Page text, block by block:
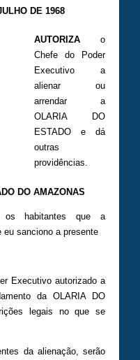
DE 1968
AUTORIZAo
Chefe do Poder
Executivo a
alienar ou
arrendar a
OLARIA DO
ESTADO e dá
outras
providências.
DO AMAZONAS
habitantes que a
sanciono a presente
Executivo autorizado a
da OLARIA DO
legais no que se
da alienação, serão